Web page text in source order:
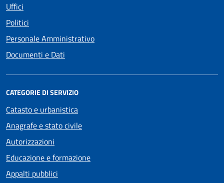
Uffici
Politici
Personale Amministrativo
Documenti e Dati
CATEGORIE DI SERVIZIO
Catasto e urbanistica
Anagrafe e stato civile
Autorizzazioni
Educazione e formazione
Appalti pubblici